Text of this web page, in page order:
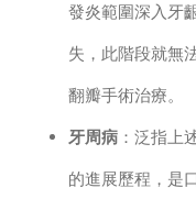
發炎範圍深入牙
失，此階段就無
翻瓣手術治療。
牙周病 ：泛指上
的進展歷程，是